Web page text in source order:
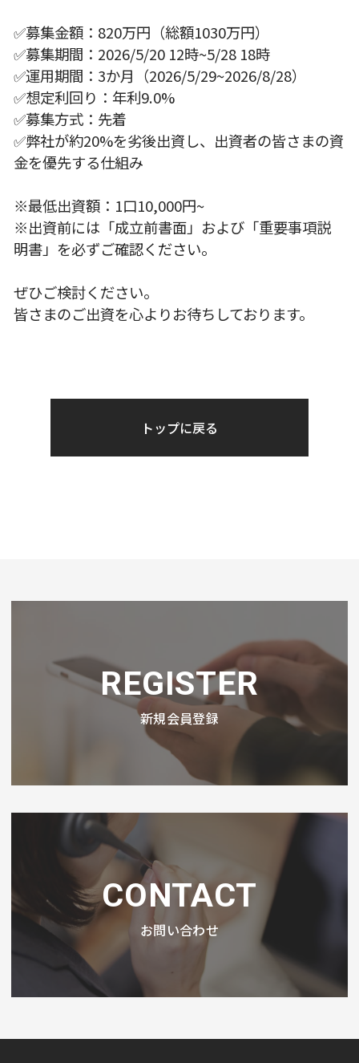
✅募集金額：820万円（総額1030万円）
✅募集期間：2026/5/20 12時~5/28 18時
✅運用期間：3か月（2026/5/29~2026/8/28）
✅想定利回り：年利9.0%
✅募集方式：先着
✅弊社が約20%を劣後出資し、出資者の皆さまの資
金を優先する仕組み
※最低出資額：1口10,000円~
※出資前には「成立前書面」および「重要事項説
明書」を必ずご確認ください。
ぜひご検討ください。
皆さまのご出資を心よりお待ちしております。
トップに戻る
REGISTER
新規会員登録
CONTACT
お問い合わせ